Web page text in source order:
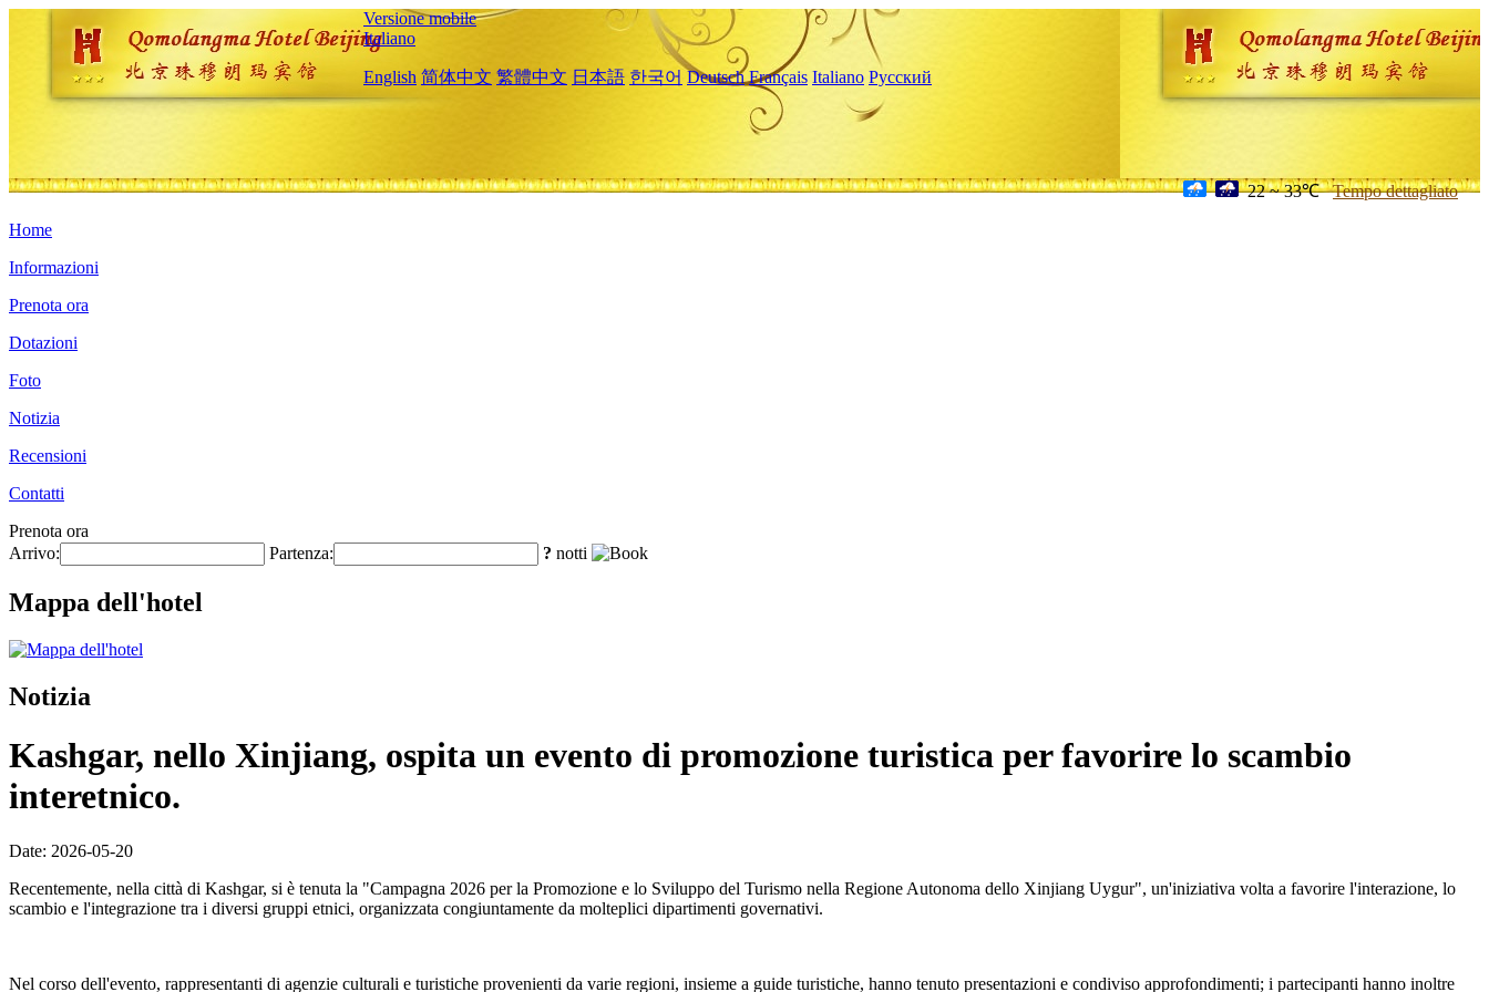
Versione mobile
Italiano
English 简体中文 繁體中文 日本語 한국어 Deutsch Français Italiano Русский
22 ~ 33℃ Tempo dettagliato
Home
Informazioni
Prenota ora
Dotazioni
Foto
Notizia
Recensioni
Contatti
Prenota ora
Arrivo:
Partenza: ? notti
Mappa dell'hotel
Notizia
Kashgar, nello Xinjiang, ospita un evento di promozione turistica per favorire lo scambio
interetnico.
Date: 2026-05-20
Recentemente, nella città di Kashgar, si è tenuta la "Campagna 2026 per la Promozione e lo Sviluppo del Turismo nella Regione Autonoma dello Xinjiang Uygur", un'iniziativa volta a favorire l'interazione, lo
scambio e l'integrazione tra i diversi gruppi etnici, organizzata congiuntamente da molteplici dipartimenti governativi.
Nel corso dell'evento, rappresentanti di agenzie culturali e turistiche provenienti da varie regioni, insieme a guide turistiche, hanno tenuto presentazioni e condiviso approfondimenti; i partecipanti hanno inoltre